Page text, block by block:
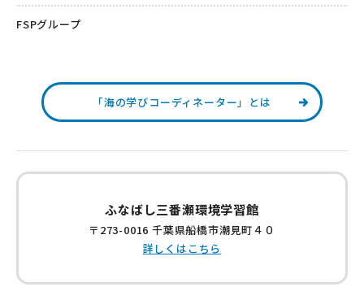
FSPグループ
「海の学びコーディネーター」とは
ふなばし三番瀬環境学習館
〒273-0016 千葉県船橋市潮見町４０
詳しくはこちら